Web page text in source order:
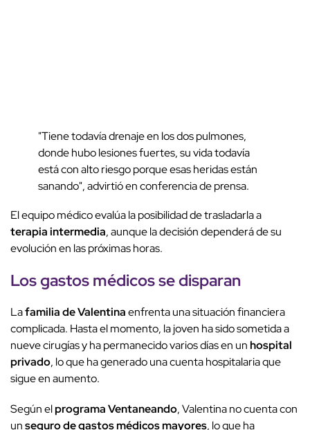
"Tiene todavía drenaje en los dos pulmones,
donde hubo lesiones fuertes, su vida todavía
está con alto riesgo porque esas heridas están
sanando", advirtió en conferencia de prensa.
El equipo médico evalúa la posibilidad de trasladarla a
terapia intermedia, aunque la decisión dependerá de su
evolución en las próximas horas.
Los gastos médicos se disparan
Lafamilia de Valentinaenfrenta una situación financiera
complicada. Hasta el momento, la joven ha sido sometida a
nueve cirugías y ha permanecido varios días en unhospital
privado, lo que ha generado una cuenta hospitalaria que
sigue en aumento.
Según elprograma Ventaneando, Valentina no cuenta con
unseguro de gastos médicos mayores, lo que ha